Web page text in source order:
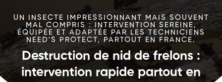
UN INSECTE IMPRESSIONNANT MAIS SOUVENT
MAL COMPRIS : INTERVENTION SEREINE,
ÉQUIPÉE ET ADAPTÉE PAR LES TECHNICIENS
NEED'S PROTECT, PARTOUT EN FRANCE.
Destruction de nid de frelons :
intervention rapide partout en